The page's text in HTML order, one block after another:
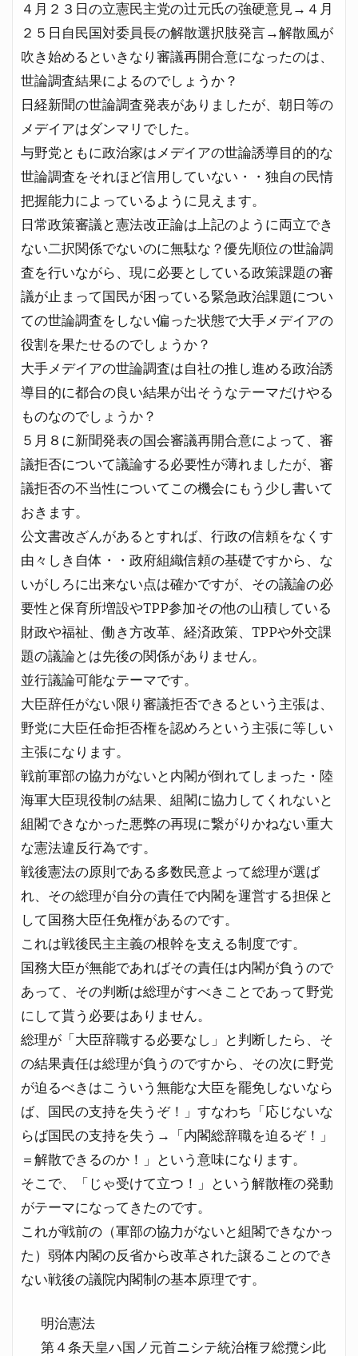
４月２３日の立憲民主党の辻元氏の強硬意見→４月
２５日自民国対委員長の解散選択肢発言→解散風が
吹き始めるといきなり審議再開合意になったのは、
世論調査結果によるのでしょうか？
日経新聞の世論調査発表がありましたが、朝日等の
メデイアはダンマリでした。
与野党ともに政治家はメデイアの世論誘導目的的な
世論調査をそれほど信用していない・・独自の民情
把握能力によっているように見えます。
日常政策審議と憲法改正論は上記のように両立でき
ない二択関係でないのに無駄な？優先順位の世論調
査を行いながら、現に必要としている政策課題の審
議が止まって国民が困っている緊急政治課題につい
ての世論調査をしない偏った状態で大手メデイアの
役割を果たせるのでしょうか？
大手メデイアの世論調査は自社の推し進める政治誘
導目的に都合の良い結果が出そうなテーマだけやる
ものなのでしょうか？
５月８に新聞発表の国会審議再開合意によって、審
議拒否について議論する必要性が薄れましたが、審
議拒否の不当性についてこの機会にもう少し書いて
おきます。
公文書改ざんがあるとすれば、行政の信頼をなくす
由々しき自体・・政府組織信頼の基礎ですから、な
いがしろに出来ない点は確かですが、その議論の必
要性と保育所増設やTPP参加その他の山積している
財政や福祉、働き方改革、経済政策、TPPや外交課
題の議論とは先後の関係がありません。
並行議論可能なテーマです。
大臣辞任がない限り審議拒否できるという主張は、
野党に大臣任命拒否権を認めろという主張に等しい
主張になります。
戦前軍部の協力がないと内閣が倒れてしまった・陸
海軍大臣現役制の結果、組閣に協力してくれないと
組閣できなかった悪弊の再現に繋がりかねない重大
な憲法違反行為です。
戦後憲法の原則である多数民意よって総理が選ば
れ、その総理が自分の責任で内閣を運営する担保と
して国務大臣任免権があるのです。
これは戦後民主主義の根幹を支える制度です。
国務大臣が無能であればその責任は内閣が負うので
あって、その判断は総理がすべきことであって野党
にして貰う必要はありません。
総理が「大臣辞職する必要なし」と判断したら、そ
の結果責任は総理が負うのですから、その次に野党
が迫るべきはこういう無能な大臣を罷免しないなら
ば、国民の支持を失うぞ！」すなわち「応じないな
らば国民の支持を失う→「内閣総辞職を迫るぞ！」
＝解散できるのか！」という意味になります。
そこで、「じゃ受けて立つ！」という解散権の発動
がテーマになってきたのです。
これが戦前の（軍部の協力がないと組閣できなかっ
た）弱体内閣の反省から改革された譲ることのでき
ない戦後の議院内閣制の基本原理です。
明治憲法
第４条天皇ハ国ノ元首ニシテ統治権ヲ総攬シ此